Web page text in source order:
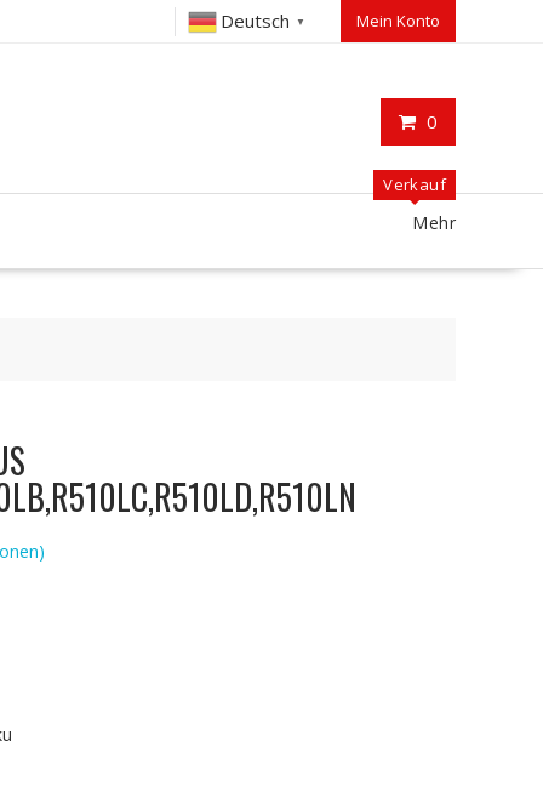
Deutsch ▼ Mein Konto
0
Verkauf
Mehr